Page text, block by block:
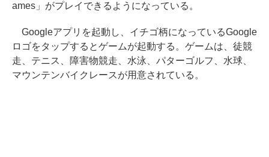
ames」がプレイできるようになっている。
Googleアプリを起動し、イチゴ柄になっているGoogle
ロゴをタップするとゲームが起動する。ゲームは、徒競
走、テニス、障害物競走、水泳、パターゴルフ、水球、
マウンテンバイクレースが用意されている。